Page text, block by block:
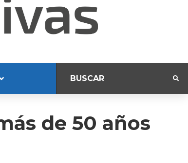
de 50 años